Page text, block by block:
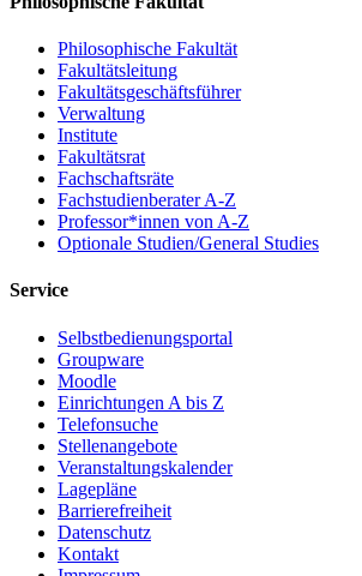
Philosophische Fakultät
Fakultätsleitung
Fakultätsgeschäftsführer
Verwaltung
Institute
Fakultätsrat
Fachschaftsräte
Fachstudienberater A-Z
Professor*innen von A-Z
Optionale Studien/General Studies
Service
Selbstbedienungsportal
Groupware
Moodle
Einrichtungen A bis Z
Telefonsuche
Stellenangebote
Veranstaltungskalender
Lagepläne
Barrierefreiheit
Datenschutz
Kontakt